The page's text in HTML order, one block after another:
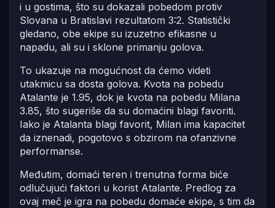
i u gostima, što su dokazali pobedom protiv
Slovana u Bratislavi rezultatom 3:2. Statistički
gledano, obe ekipe su izuzetno efikasne u
napadu, ali su i sklone primanju golova.
To ukazuje na mogućnost da ćemo videti
utakmicu sa dosta golova. Kvota na pobedu
Atalante je 1.95, dok je kvota na pobedu Milana
3.85, što sugeriše da su domaćini blagi favoriti.
Iako je Atalanta blagi favorit, Milan ima kapacitet
da iznenadi, pogotovo s obzirom na ofanzivne
performanse.
Međutim, domaći teren i trenutna forma biće
odlučujući faktori u korist Atalante. Predlog za
ovaj meč je igra na pobedu domaće ekipe, s tim da